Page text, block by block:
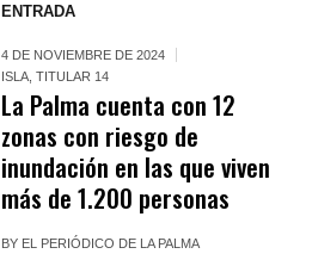
ENTRADA
4 DE NOVIEMBRE DE 2024
ISLA ,TITULAR 14
La Palma cuenta con 12
zonas con riesgo de
inundación en las que viven
más de 1.200 personas
BY EL PERIÓDICO DE LA PALMA